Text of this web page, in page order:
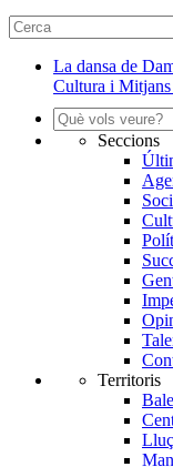
La dansa de
Cultura i Mitjans
Seccions
Territoris